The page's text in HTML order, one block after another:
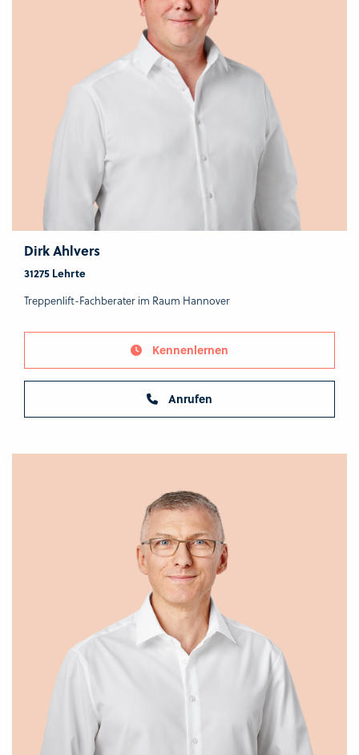
Dirk Ahlvers
31275 Lehrte
Treppenlift-Fachberater im Raum Hannover
Kennenlernen
Anrufen